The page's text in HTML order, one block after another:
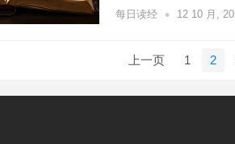
每日读经 • 12 10 月,
上一页 1 2